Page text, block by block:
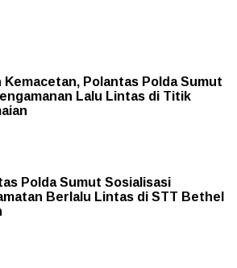
Kemacetan, Polantas Polda Sumut
Lalu Lintas di Titik
Polda Sumut Sosialisasi
Berlalu Lintas di STT Bethel